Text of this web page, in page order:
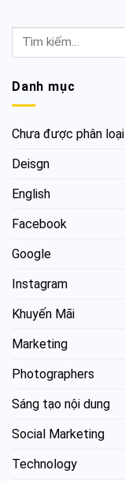
Danh mục
Chưa được phân loại
Deisgn
English
Facebook
Google
Instagram
Khuyến Mãi
Marketing
Photographers
Sáng tạo nội dung
Social Marketing
Technology